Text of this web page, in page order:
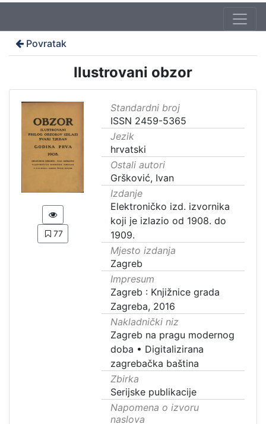
Povratak
Ilustrovani obzor
77
Standardni broj
ISSN 2459-5365
Jezik
hrvatski
Ostali autori
Gršković, Ivan
Izdanje
Elektroničko izd. izvornika
koji je izlazio od 1908. do
1909.
Mjesto izdanja
Zagreb
Impresum
Zagreb : Knjižnice grada
Zagreba, 2016
Nakladnički niz
Zagreb na pragu modernog
doba • Digitalizirana
zagrebačka baština
Zbirka
Serijske publikacije
Napomena o izvoru
naslova